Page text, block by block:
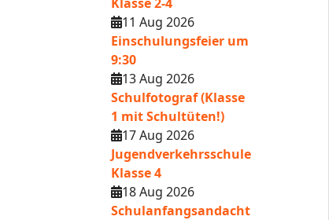
11 Aug 2026
Einschulungsfeier um
9:30
13 Aug 2026
Schulfotograf (Klasse
1 mit Schultüten!)
17 Aug 2026
Jugendverkehrsschule
Klasse 4
18 Aug 2026
Schulanfangsandacht